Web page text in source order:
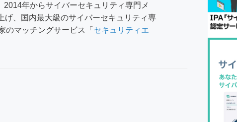
2014年からサイバーセキュリティ専門メ
げ、国内最大級のサイバーセキュリティ専
のマッチングサービス「 セキュリティエ